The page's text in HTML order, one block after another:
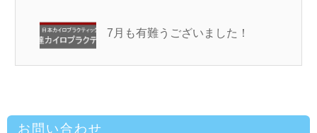
7月も有難うございました！
お問い合わせ